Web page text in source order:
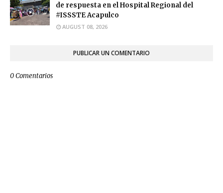
de respuesta en el Hospital Regional del
#ISSSTE Acapulco
AUGUST 08, 2026
PUBLICAR UN COMENTARIO
0 Comentarios